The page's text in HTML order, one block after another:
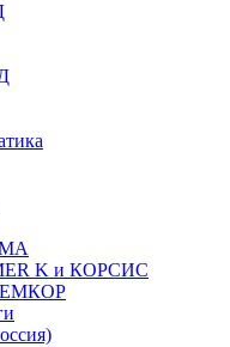
K и КОРСИС